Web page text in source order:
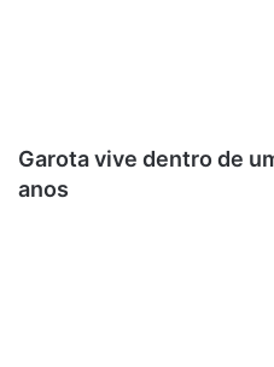
Garota vive dentro de
anos